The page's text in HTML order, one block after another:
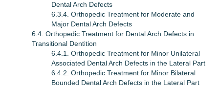
Dental Arch Defects
6.3.4. Orthopedic Treatment for Moderate and
Major Dental Arch Defects
6.4. Orthopedic Treatment for Dental Arch Defects in
Transitional Dentition
6.4.1. Orthopedic Treatment for Minor Unilateral
Associated Dental Arch Defects in the Lateral Part
6.4.2. Orthopedic Treatment for Minor Bilateral
Bounded Dental Arch Defects in the Lateral Part